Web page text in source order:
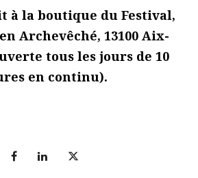
à la boutique du Festival,
Archevêché, 13100 Aix-
tous les jours de 10
en continu).